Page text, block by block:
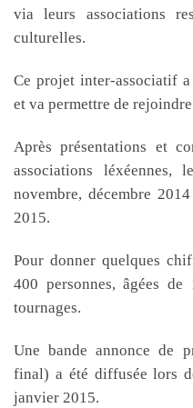
via leurs associations
culturelles.
Ce projet inter-associatif
et va permettre de
Après présentations et
associations
novembre, décembre
2015.
Pour donner quelques
400 personnes, âgées
tournages.
Une bande annonce de
final) a été diffusée lors
janvier 2015.